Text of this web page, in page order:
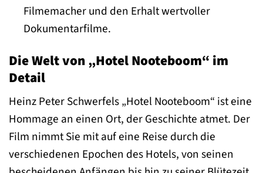
Filmemacher und den Erhalt wertvoller
Dokumentarfilme.
Die Welt von „Hotel Nooteboom“ im
Detail
Heinz Peter Schwerfels „Hotel Nooteboom“ ist eine
Hommage an einen Ort, der Geschichte atmet. Der
Film nimmt Sie mit auf eine Reise durch die
verschiedenen Epochen des Hotels, von seinen